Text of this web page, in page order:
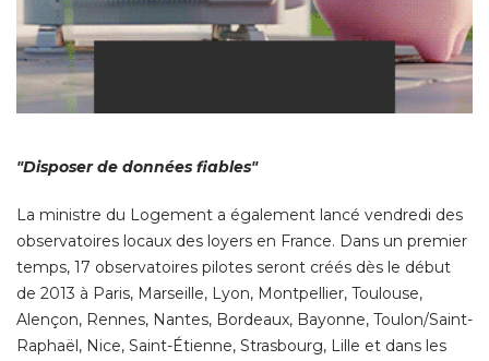
"Disposer de données fiables"
La ministre du Logement a également lancé vendredi des
observatoires locaux des loyers en France. Dans un premier
temps, 17 observatoires pilotes seront créés dès le début
de 2013 à Paris, Marseille, Lyon, Montpellier, Toulouse,
Alençon, Rennes, Nantes, Bordeaux, Bayonne, Toulon/Saint-
Raphaël, Nice, Saint-Étienne, Strasbourg, Lille et dans les